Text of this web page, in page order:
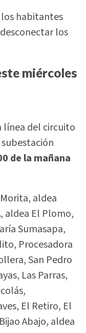
habitantes
los
miércoles
línea del circuito
de la mañana
aldea
aldea El Plomo,
Sumasapa,
Procesadora
San Pedro
Las Parras,
El Retiro, El
Abajo, aldea